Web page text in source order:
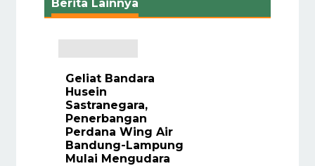
Berita Lainnya
Geliat Bandara
Husein
Sastranegara,
Penerbangan
Perdana Wing Air
Bandung-Lampung
Mulai Mengudara